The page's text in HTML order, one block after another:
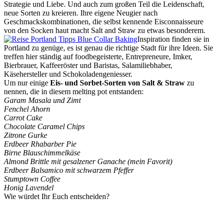
Strategie und Liebe. Und auch zum großen Teil die Leidenschaft,
neue Sorten zu kreieren. Ihre eigene Neugier nach
Geschmackskombinationen, die selbst kennende Eisconnaisseure
von den Socken haut macht Salt and Straw zu etwas besonderem.
Inspiration finden sie in
Portland zu genüge, es ist genau die richtige Stadt für ihre Ideen. Sie
treffen hier ständig auf foodbegeisterte, Entrepreneure, Imker,
Bierbrauer, Kaffeeröster und Baristas, Salamiliebhaber,
Käsehersteller und Schokoladengeniesser.
Um nur einige Eis- und Sorbet-Sorten von Salt & Straw zu
nennen, die in diesem melting pot entstanden:
Garam Masala und Zimt
Fenchel Ahorn
Carrot Cake
Chocolate Caramel Chips
Zitrone Gurke
Erdbeer Rhabarber Pie
Birne Blauschimmelkäse
Almond Brittle mit gesalzener Ganache (mein Favorit)
Erdbeer Balsamico mit schwarzem Pfeffer
Stumptown Coffee
Honig Lavendel
Wie würdet Ihr Euch entscheiden?